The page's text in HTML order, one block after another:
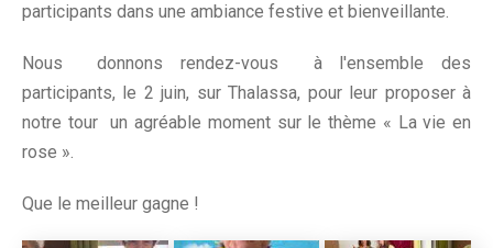
participants dans une ambiance festive et bienveillante.
Nous donnons rendez-vous à l'ensemble des
participants, le 2 juin, sur Thalassa, pour leur proposer à
notre tour un agréable moment sur le thème « La vie en
rose ».
Que le meilleur gagne !